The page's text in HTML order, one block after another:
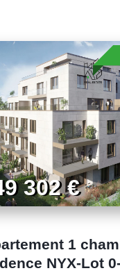
302 €
1
NYX-Lot